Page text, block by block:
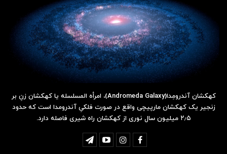
کهکشان آندرومِدا(Andromeda Galaxy)، امرأه المسلسله یا کهکشان زنِ بر
زنجیر یک کهکشان مارپیچی واقع در صورت فلکیِ آندرومدا است که حدود
۲٫۵ میلیون سال نوری از کهکشان راه شیری فاصله دارد.